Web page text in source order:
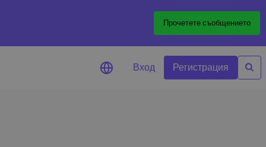
Прочетете съобщението
Вход Регистрация